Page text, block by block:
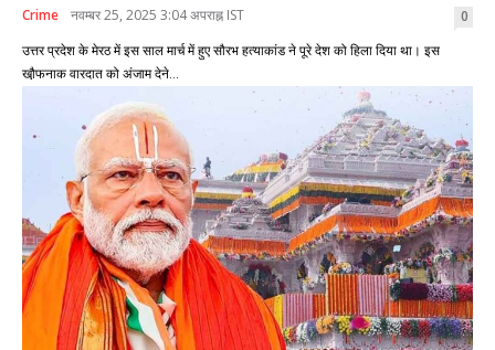
Crime नवम्बर 25, 2025 3:04 अपराह्न IST 0
उत्तर प्रदेश के मेरठ में इस साल मार्च में हुए सौरभ हत्याकांड ने पूरे देश को हिला दिया था। इस
खौ़फनाक वारदात को अंजाम देने...